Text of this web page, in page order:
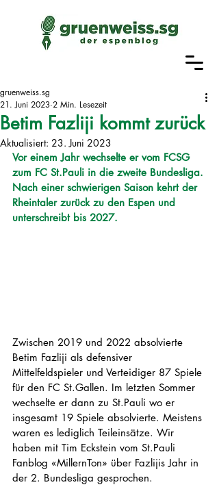
Betim Fazliji kommt zurück
gruenweiss.sg
21. Juni 2023 2 Min. Lesezeit
Aktualisiert: 23. Juni 2023
Vor einem Jahr wechselte er vom FCSG
zum FC St.Pauli in die zweite Bundesliga.
Nach einer schwierigen Saison kehrt der
Rheintaler zurück zu den Espen und
unterschreibt bis 2027.
Zwischen 2019 und 2022 absolvierte
Betim Fazliji als defensiver
Mittelfeldspieler und Verteidiger 87 Spiele
für den FC St.Gallen. Im letzten Sommer
wechselte er dann zu St.Pauli wo er
insgesamt 19 Spiele absolvierte. Meistens
waren es lediglich Teileinsätze. Wir
haben mit Tim Eckstein vom St.Pauli
Fanblog «MillernTon» über Fazlijis Jahr in
der 2. Bundesliga gesprochen.